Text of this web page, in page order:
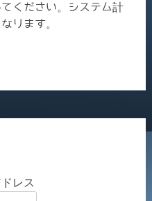
ください。システム計
ります。
レス